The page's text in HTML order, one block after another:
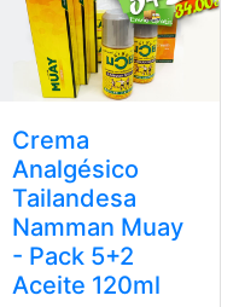
Crema
Analgésico
Tailandesa
Namman Muay
- Pack 5+2
Aceite 120ml